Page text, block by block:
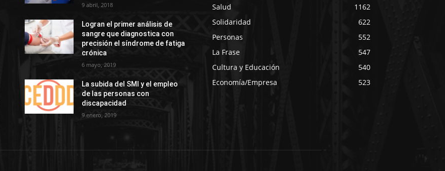
9 abril, 2018
Logran el primer análisis de
sangre que diagnostica con
precisión el síndrome de fatiga
crónica
6 mayo, 2019
La subida del SMI y el empleo
de las personas con
discapacidad
9 enero, 2019
Salud
1162
Solidaridad
622
Personas
552
La Frase
547
Cultura y Educación
540
Economía/Empresa
523